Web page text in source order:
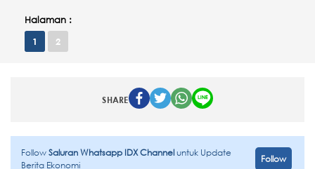
Halaman :
1 2
SHARE
FollowSaluran Whatsapp IDX Channeluntuk Update
Berita Ekonomi
Follow